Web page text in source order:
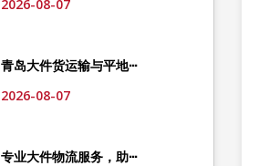
2026-08-07
青岛大件货运输与平地···
2026-08-07
专业大件物流服务，助···